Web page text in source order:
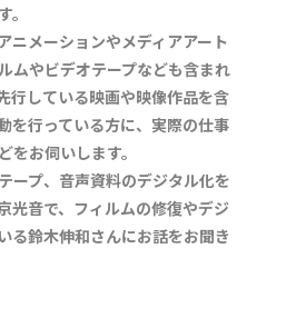
ニメーションやメディアアート
ムやビデオテープなども含まれ
行している映画や映像作品を含
を行っている方に、実際の仕事
をお伺いします。
ープ、音声資料のデジタル化を
光音で、フィルムの修復やデジ
る鈴木伸和さんにお話をお聞き